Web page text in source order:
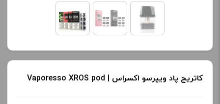
کاتریج پاد ویپرسو اکسراس | Vaporesso XROS pod